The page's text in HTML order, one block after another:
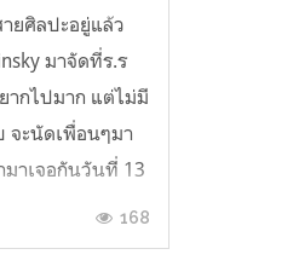
ยศิลปะอยู่แล้ว
มาจัดที่ร.ร
ากไปมาก แต่ไม่มี
จะนัดเพื่อนๆมา
าเจอกันวันที่ 13
งแท็กซี่ไปลง
168